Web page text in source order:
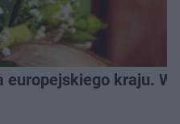
europejskiego kraju.